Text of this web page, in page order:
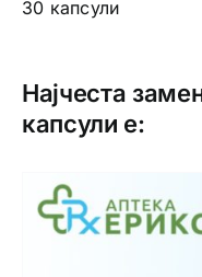
30 капсули
Најчеста
капсули е: